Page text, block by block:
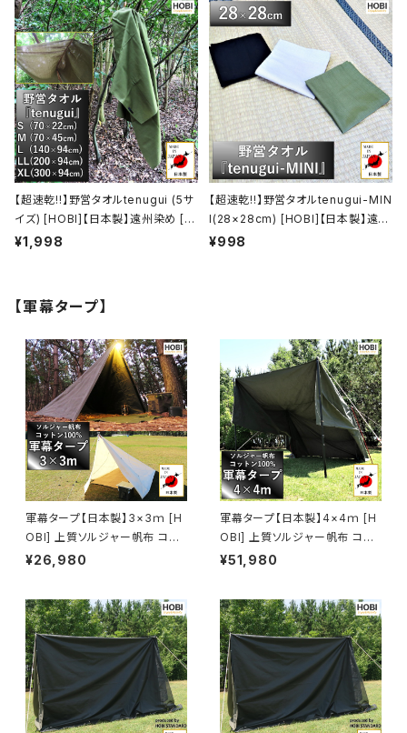
【超速乾!!】野営タオルtenugui (5サ
イズ) [HOBI]【日本製】遠州染め [職
人による注染] シャンタン生地/綿10
ャンプ レジャー ホビ 【MADE IN JA
¥1,998
【超速乾!!】野営タオルtenugui-MIN
I(28×28cm) [HOBI]【日本製】遠州
染め [職人による注染] シャンタン生
¥998
【軍幕タープ】
軍幕タープ【日本製】3×3ｍ [H
OBI] 上質ソルジャー帆布 コット
ン100% [無骨でタフ] 強撥水パ
300×300 ホビ ブラックオリー
ブ/オフホワイト【MADE IN JAP
AN】
¥26,980
軍幕タープ【日本製】4×4ｍ [H
OBI] 上質ソルジャー帆布 コット
ン100% [無骨でタフ] 強撥水パ
400×400 ホビ ブラックオリー
ブ【MADE IN JAPAN】
¥51,980